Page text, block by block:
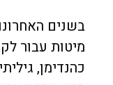
בשנים
מיטות עבור
כהנדימן,